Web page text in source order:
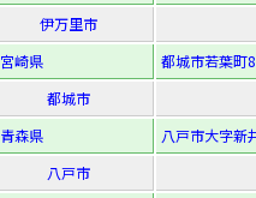
伊万里市
宮崎県
都城市若葉町
都城市
青森県
八戸市大字新
八戸市